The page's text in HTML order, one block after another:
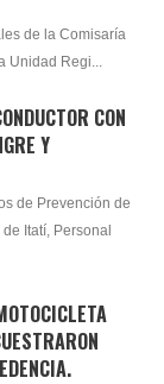
de la Comisaría
Unidad Regi...
CON
Y
de Prevención de
Itatí, Personal